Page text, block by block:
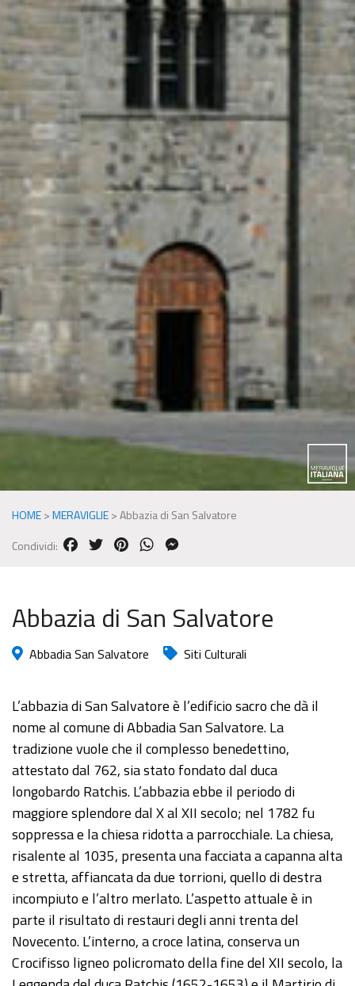
HOME>MERAVIGLIE>Abbazia di San Salvatore
Condividi:
FACEBOOK
TWITTERPINTERESTWHATSAPP
Abbazia di San Salvatore
Abbadia San Salvatore Siti Culturali
L’abbazia di San Salvatore è l’edificio sacro che dà il
nome al comune di Abbadia San Salvatore. La
tradizione vuole che il complesso benedettino,
attestato dal 762, sia stato fondato dal duca
longobardo Ratchis. L’abbazia ebbe il periodo di
maggiore splendore dal X al XII secolo; nel 1782 fu
soppressa e la chiesa ridotta a parrocchiale. La chiesa,
risalente al 1035, presenta una facciata a capanna alta
e stretta, affiancata da due torrioni, quello di destra
incompiuto e l’altro merlato. L’aspetto attuale è in
parte il risultato di restauri degli anni trenta del
Novecento. L’interno, a croce latina, conserva un
Crocifisso ligneo policromato della fine del XII secolo, la